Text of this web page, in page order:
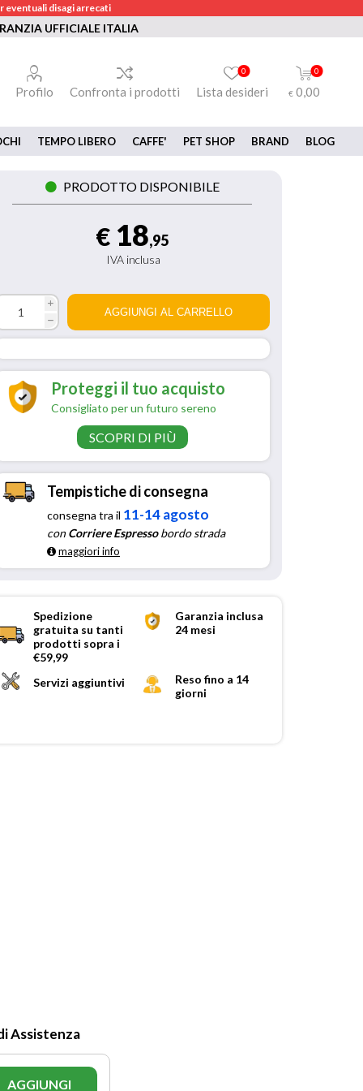
eventuali disagi arrecati
UFFICIALE ITALIA
Profilo Confronta i prodotti Lista desideri
0 0
€ 0,00
TEMPO LIBERO CAFFE' PET SHOP BRAND BLOG
PRODOTTO DISPONIBILE
€ 18,95
IVA inclusa
i
h
Proteggi il tuo acquisto
Consigliato per un futuro sereno
SCOPRI DI PIÙ
Tempistiche di consegna
consegna tra il 11-14 agosto
conCorriere Espressobordo strada
maggiori info
Spedizione
gratuita su tanti
prodotti sopra i
€59,99
Garanzia inclusa
24 mesi
Servizi aggiuntivi
Reso fino a 14
giorni
Assistenza
AGGIUNGI